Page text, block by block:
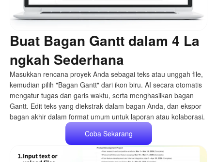
Buat Bagan Gantt dalam 4 La
ngkah Sederhana
Masukkan rencana proyek Anda sebagai teks atau unggah file,
kemudian pilih "Bagan Gantt" dari ikon biru. AI secara otomatis
mengatur tugas dan garis waktu, serta menghasilkan bagan
Gantt. Edit teks yang diekstrak dalam bagan Anda, dan ekspor
bagan akhir dalam format umum untuk laporan atau kolaborasi.
Coba Sekarang